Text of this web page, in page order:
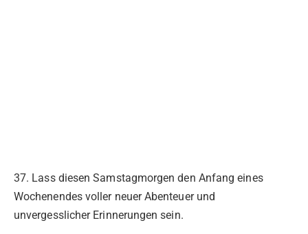
37. Lass diesen Samstagmorgen den Anfang eines
Wochenendes voller neuer Abenteuer und
unvergesslicher Erinnerungen sein.